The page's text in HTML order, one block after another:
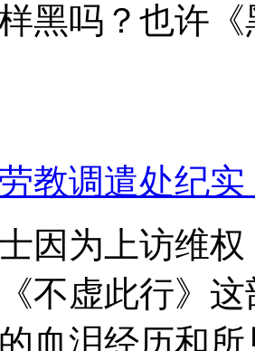
黑吗？也许
调遣处纪实
因为上访维
不虚此行》
血泪经历和